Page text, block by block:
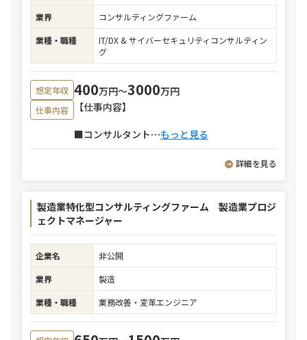
業界
コンサルティングファーム
業種・職種
IT/DX & サイバーセキュリティコンサルティン
グ
想定年収 400万円〜3000万円
仕事内容
【仕事内容】
■コンサルタント⋯もっと見る
詳細を見る
製造業特化型コンサルティングファーム 製造業プロジ
ェクトマネージャー
企業名
非公開
業界
製造
業種・職種
業務改善・変革エンジニア